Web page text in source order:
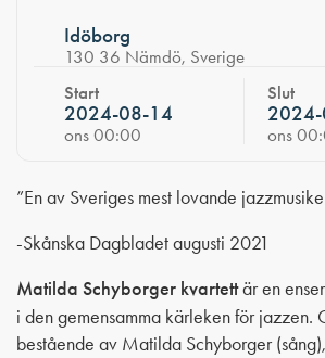
Idöborg
130 36 Nämdö, Sverige
Start
2024-08-14
ons 00:00
Slut
ons
”En av Sveriges mest lovande
-Skånska Dagbladet augusti 2021
Matilda Schyborger kvartettär en
i den gemensamma kärleken för jazzen.
bestående av Matilda Schyborger